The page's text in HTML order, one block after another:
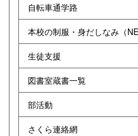
自転車通学路
本校の制服・身だしなみ（
生徒支援
図書室蔵書一覧
部活動
さくら連絡網